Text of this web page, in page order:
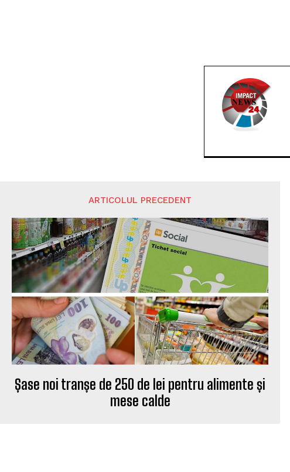
ARTICOLUL PRECEDENT
Șase noi tranșe de 250 de lei pentru alimente și
mese calde